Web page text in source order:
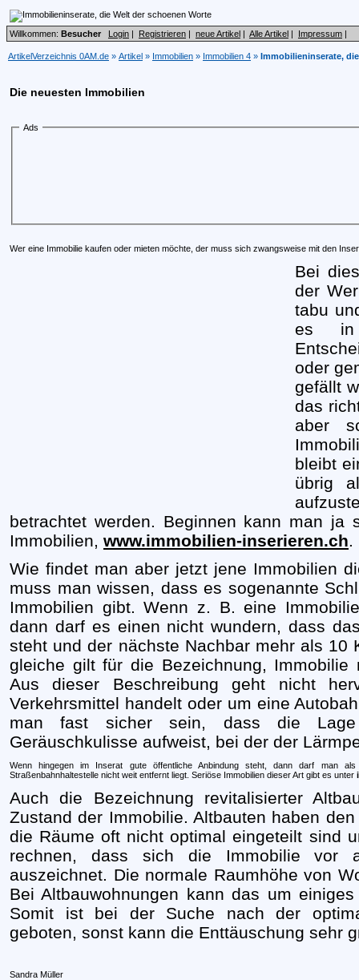
Willkommen: Besucher Login | Registrieren | neue Artikel | Alle Artikel | Impressum |
ArtikelVerzeichnis 0AM.de » Artikel » Immobilien » Immobilien 4 » Immobilieninserate,
Die neuesten Immobilien
Ads
Wer eine Immobilie kaufen oder mieten möchte, der muss sich zwangsweise mit den
Bei
der
tabu
es in
oder
gefällt
das
aber
bleibt
übrig
betrachtet werden. Beginnen kann man
Immobilien, www.immobilien-inserieren.ch.
Wie findet man aber jetzt jene Immobilien
muss man wissen, dass es sogenannte
Immobilien gibt. Wenn z. B. eine Immobilie
dann darf es einen nicht wundern, dass
steht und der nächste Nachbar mehr als 10
gleiche gilt für die Bezeichnung, Immobilie
Aus dieser Beschreibung geht nicht
Verkehrsmittel handelt oder um eine
man fast sicher sein, dass die
Geräuschkulisse aufweist, bei der der
Wenn hingegen im Inserat gute öffentliche Anbindung steht, dann darf man
Straßenbahnhaltestelle nicht weit entfernt liegt. Seriöse Immobilien dieser Art gibt es unter
Auch die Bezeichnung revitalisierter
Zustand der Immobilie. Altbauten haben
die Räume oft nicht optimal eingeteilt sind
rechnen, dass sich die
Immobilie vor
auszeichnet. Die normale Raumhöhe von
Bei Altbauwohnungen kann das um
Somit ist bei der Suche nach der
geboten, sonst kann die Enttäuschung sehr
Sandra Müller